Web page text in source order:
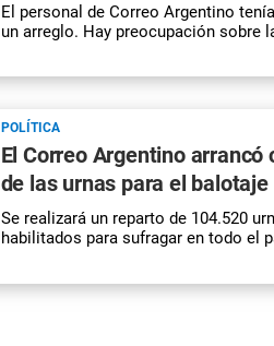
El personal de Correo Argentino
un arreglo. Hay preocupación sobre
POLÍTICA
El Correo Argentino
de las urnas para el balotaje
Se realizará un reparto de 104.520
habilitados para sufragar en todo el